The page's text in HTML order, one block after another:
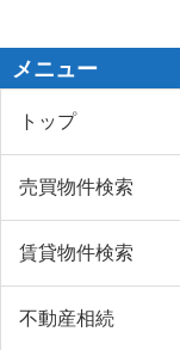
メニュー
トップ
売買物件検索
賃貸物件検索
不動産相続